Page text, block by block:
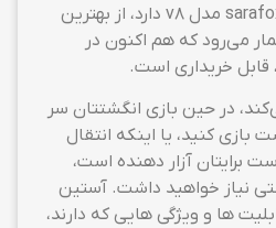
کاور و عرق گیر انگشتی sarafox مدل v8 دارد، از بهترین
می‌رود که هم اکنون در
قابل خریداری است.
در حین بازی انگشتتان سر
بازی کنید، یا اینکه انتقال
برایتان آزار دهنده است،
نیاز خواهید داشت. آستین
ها و ویژگی هایی که دارند،